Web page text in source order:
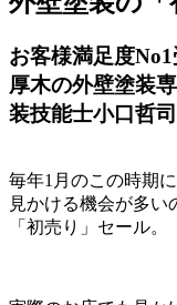
お客様満足度
厚木の外壁塗装
装技能士小口哲
毎年1月のこの時期に
見かける機会が多い
「初売り」セール。